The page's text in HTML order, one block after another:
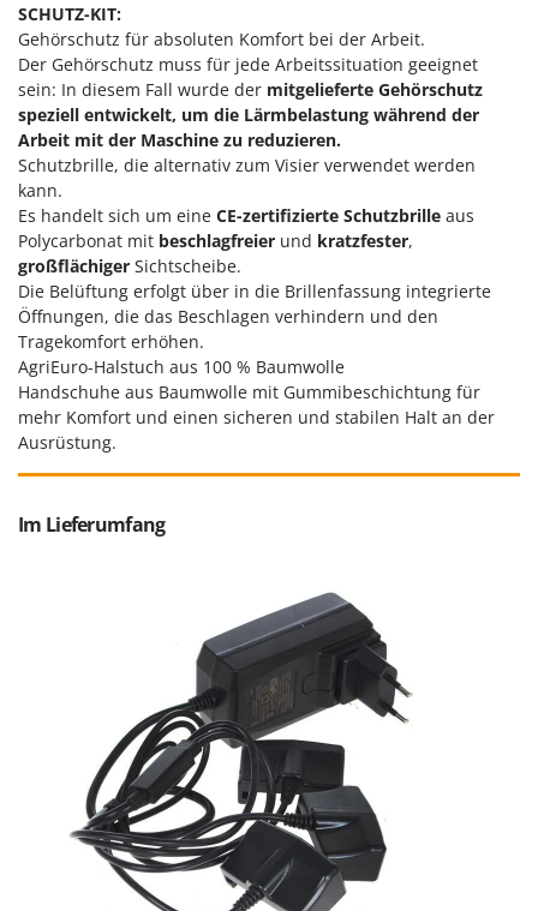
SCHUTZ-KIT:
Gehörschutz für absoluten Komfort bei der Arbeit.
Der Gehörschutz muss für jede Arbeitssituation geeignet
sein: In diesem Fall wurde der mitgelieferte Gehörschutz
speziell entwickelt, um die Lärmbelastung während der
Arbeit mit der Maschine zu reduzieren.
Schutzbrille, die alternativ zum Visier verwendet werden
kann.
Es handelt sich um eine CE-zertifizierte Schutzbrille aus
Polycarbonat mit beschlagfreier und kratzfester,
großflächiger Sichtscheibe.
Die Belüftung erfolgt über in die Brillenfassung integrierte
Öffnungen, die das Beschlagen verhindern und den
Tragekomfort erhöhen.
AgriEuro-Halstuch aus 100 % Baumwolle
Handschuhe aus Baumwolle mit Gummibeschichtung für
mehr Komfort und einen sicheren und stabilen Halt an der
Ausrüstung.
Im Lieferumfang